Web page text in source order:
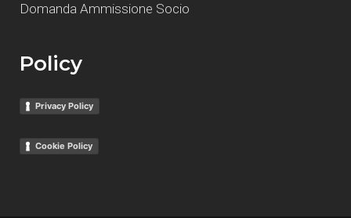
Domanda Ammissione Socio
Policy
Privacy Policy
Cookie Policy